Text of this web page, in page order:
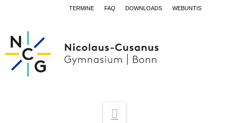
TERMINE FAQ DOWNLOADS WEBUNTIS